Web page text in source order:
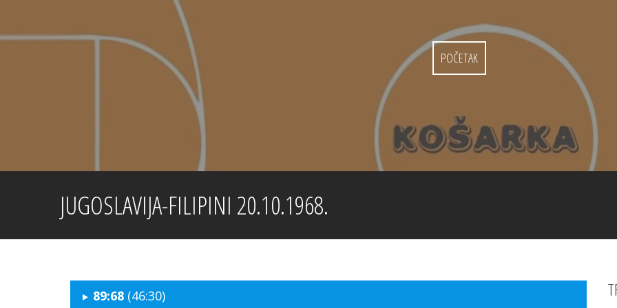
content
POČETAK
JUGOSLAVIJA-FILIPINI 20.10.1968.
89:68 (46:30)